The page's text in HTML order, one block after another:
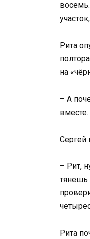
Рита
на
– А
вместе.
Сергей
– Рит,
тянешь
Рита